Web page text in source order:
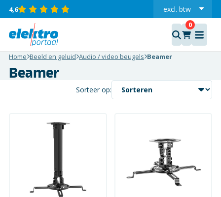
4,6 excl. btw
incl.
Home Beeld en geluid Audio / video beugels Beamer
Beamer
Sorteer op: